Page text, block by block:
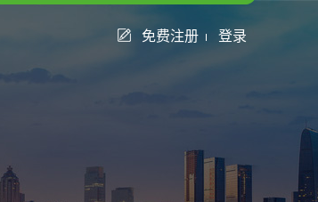
免费注册 登录